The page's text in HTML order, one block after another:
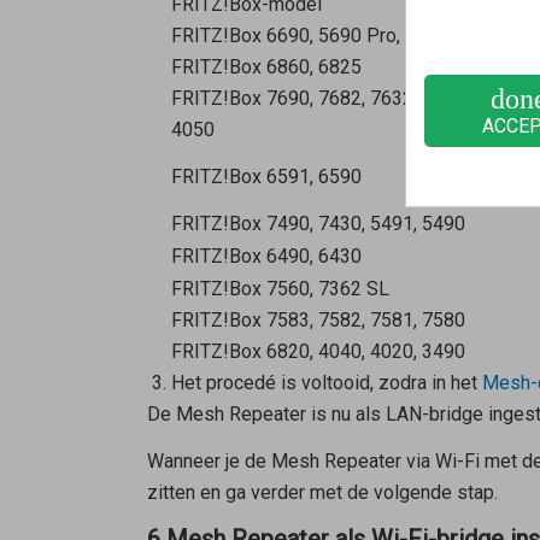
FRITZ!Box-model
FRITZ!Box 6690, 5690 Pro, 4060
FRITZ!Box 6860, 6825
FRITZ!Box 7690, 7682, 7632, 7630, 7590
4050
FRITZ!Box 6591, 6590
FRITZ!Box 7490, 7430, 5491, 5490
FRITZ!Box 6490, 6430
FRITZ!Box 7560, 7362 SL
FRITZ!Box 7583, 7582, 7581, 7580
FRITZ!Box 6820, 4040, 4020, 3490
Het procedé is voltooid, zodra in het
De Mesh Repeateris nu als LAN-bridge
Wanneer je de Mesh Repeatervia Wi-Fi met
zitten en ga verder met de volgende stap.